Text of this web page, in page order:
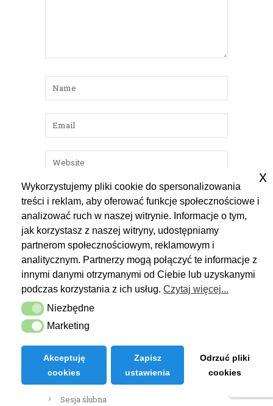
Wykorzystujemy pliki cookie do spersonalizowania
treści i reklam, aby oferować funkcje społecznościowe i
analizować ruch w naszej witrynie. Informacje o tym,
jak korzystasz z naszej witryny, udostępniamy
partnerom społecznościowym, reklamowym i
analitycznym. Partnerzy mogą połączyć te informacje z
innymi danymi otrzymanymi od Ciebie lub uzyskanymi
podczas korzystania z ich usług.Czytaj więcej...
NiezbędneNiezbędne
MarketingMarketing
Akceptuję
cookies
Zapisz
ustawienia
Odrzuć pliki
cookies
x
Kategorie
Sesja narzeczeńska
Reportaż ślubny
Sesja ślubna